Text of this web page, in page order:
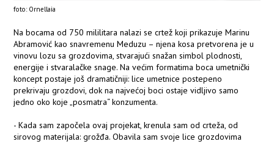
foto: Ornellaia
Na bocama od 750 mililitara nalazi se crtež koji prikazuje Marinu
Abramović kao snavremenu Meduzu – njena kosa pretvorena je u
vinovu lozu sa grozdovima, stvarajući snažan simbol plodnosti,
energije i stvaralačke snage. Na većim formatima boca umetnički
koncept postaje još dramatičniji: lice umetnice postepeno
prekrivaju grozdovi, dok na najvećoj boci ostaje vidljivo samo
jedno oko koje „posmatra“ konzumenta.
- Kada sam započela ovaj projekat, krenula sam od crteža, od
sirovog materijala: grožđa. Obavila sam svoje lice grozdovima